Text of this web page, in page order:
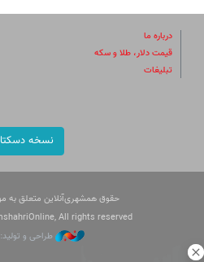
درباره ما
قیمت دلار، طلا و سکه
تبلیغات
نسخه
حقوق همشهری‌آنلاین متعلق
All rights reserved
طراحی و